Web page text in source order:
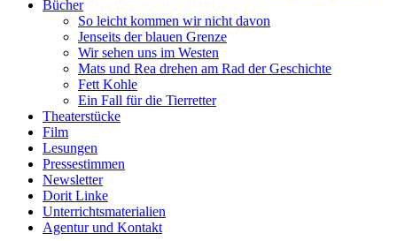
Bücher
So leicht kommen wir nicht davon
Jenseits der blauen Grenze
Wir sehen uns im Westen
Mats und Rea drehen am Rad der Geschichte
Fett Kohle
Ein Fall für die Tierretter
Theaterstücke
Film
Lesungen
Pressestimmen
Newsletter
Dorit Linke
Unterrichtsmaterialien
Agentur und Kontakt